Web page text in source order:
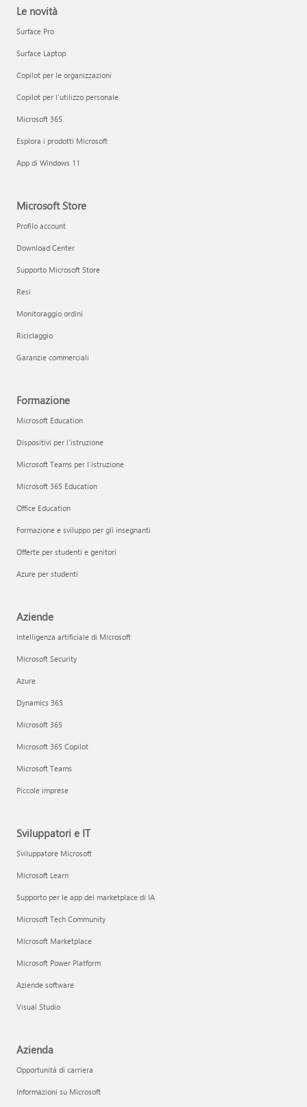
Le novità
Surface Pro
Surface Laptop
Copilot per le organizzazioni
Copilot per l'utilizzo personale
Microsoft 365
Esplora i prodotti Microsoft
App di Windows 11
Microsoft Store
Profilo account
Download Center
Supporto Microsoft Store
Resi
Monitoraggio ordini
Riciclaggio
Garanzie commerciali
Formazione
Microsoft Education
Dispositivi per l'istruzione
Microsoft Teams per l'istruzione
Microsoft 365 Education
Office Education
Formazione e sviluppo per gli insegnanti
Offerte per studenti e genitori
Azure per studenti
Aziende
Intelligenza artificiale di Microsoft
Microsoft Security
Azure
Dynamics 365
Microsoft 365
Microsoft 365 Copilot
Microsoft Teams
Piccole imprese
Sviluppatori e IT
Sviluppatore Microsoft
Microsoft Learn
Supporto per le app del marketplace di IA
Microsoft Tech Community
Microsoft Marketplace
Microsoft Power Platform
Aziende software
Visual Studio
Azienda
Opportunità di carriera
Informazioni su Microsoft